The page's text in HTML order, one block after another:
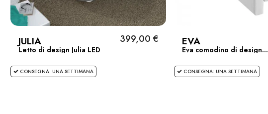
JULIA
Letto di design Julia LED
399,00 €
CONSEGNA: UNA SETTIMANA
EVA
Eva comodino di design...
CONSEGNA: UNA SETTIMANA